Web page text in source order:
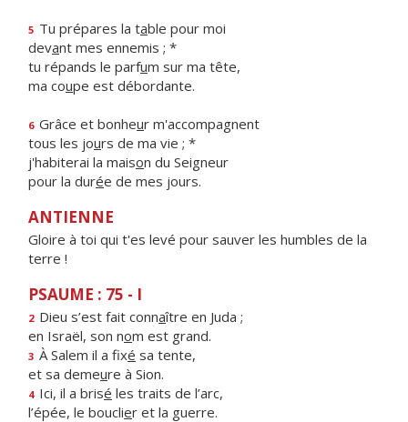
5 Tu prépares la table pour moi
devant mes ennemis ; *
tu répands le parfum sur ma tête,
ma coupe est débordante.
6 Grâce et bonheur m'accompagnent
tous les jours de ma vie ; *
j'habiterai la maison du Seigneur
pour la durée de mes jours.
ANTIENNE
Gloire à toi qui t'es levé pour sauver les humbles de la
terre !
PSAUME : 75 - I
2 Dieu s’est fait connaître en Juda ;
en Israël, son nom est grand.
3 À Salem il a fixé sa tente,
et sa demeure à Sion.
4 Ici, il a brisé les traits de l’arc,
l’épée, le bouclier et la guerre.